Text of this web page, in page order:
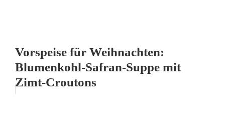
Vorspeise für Weihnachten:
Blumenkohl-Safran-Suppe mit
Zimt-Croutons